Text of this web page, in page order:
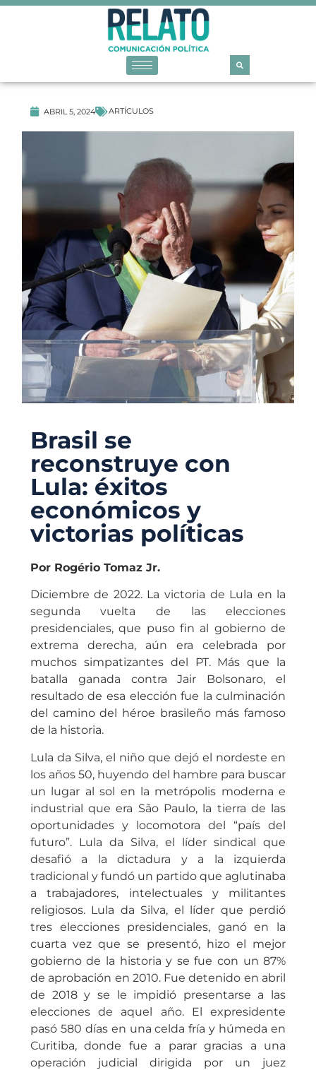
ABRIL 5, 2024 ARTÍCULOS
Brasil se
reconstruye con
Lula: éxitos
económicos y
victorias políticas
Por Rogério Tomaz Jr.
Diciembre de 2022. La victoria de Lula en la
segunda vuelta de las elecciones
presidenciales, que puso fin al gobierno de
extrema derecha, aún era celebrada por
muchos simpatizantes del PT. Más que la
batalla ganada contra Jair Bolsonaro, el
resultado de esa elección fue la culminación
del camino del héroe brasileño más famoso
de la historia.
Lula da Silva, el niño que dejó el nordeste en
los años 50, huyendo del hambre para buscar
un lugar al sol en la metrópolis moderna e
industrial que era São Paulo, la tierra de las
oportunidades y locomotora del “país del
futuro”. Lula da Silva, el líder sindical que
desafió a la dictadura y a la izquierda
tradicional y fundó un partido que aglutinaba
a trabajadores, intelectuales y militantes
religiosos. Lula da Silva, el líder que perdió
tres elecciones presidenciales, ganó en la
cuarta vez que se presentó, hizo el mejor
gobierno de la historia y se fue con un 87%
de aprobación en 2010. Fue detenido en abril
de 2018 y se le impidió presentarse a las
elecciones de aquel año. El expresidente
pasó 580 días en una celda fría y húmeda en
Curitiba, donde fue a parar gracias a una
operación judicial dirigida por un juez